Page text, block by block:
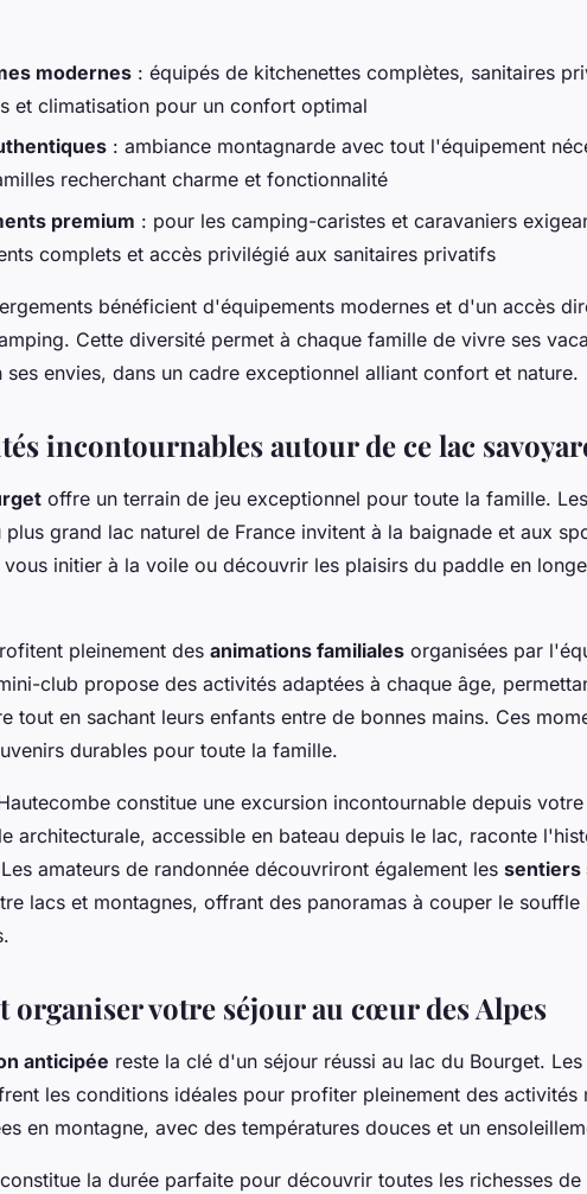
modernes : équipés de kitchenettes complètes, sanitaires
et climatisation pour un confort optimal
: ambiance montagnarde avec tout l'équipement
recherchant charme et fonctionnalité
premium : pour les camping-caristes et caravaniers
complets et accès privilégié aux sanitaires privatifs
bénéficient d'équipements modernes et d'un accès
Cette diversité permet à chaque famille de vivre ses
ses envies, dans un cadre exceptionnel alliant confort et nature.
incontournables autour de ce lac
offre un terrain de jeu exceptionnel pour toute la famille.
grand lac naturel de France invitent à la baignade et aux
initier à la voile ou découvrir les plaisirs du paddle en
pleinement des animations familiales organisées par
club propose des activités adaptées à chaque âge,
tout en sachant leurs enfants entre de bonnes mains. Ces
durables pour toute la famille.
constitue une excursion incontournable depuis
architecturale, accessible en bateau depuis le lac, raconte
amateurs de randonnée découvriront également les sentiers
lacs et montagnes, offrant des panoramas à couper le souffle
organiser votre séjour au cœur des Alpes
anticipée reste la clé d'un séjour réussi au lac du Bourget.
les conditions idéales pour profiter pleinement des activités
en montagne, avec des températures douces et un
la durée parfaite pour découvrir toutes les richesses